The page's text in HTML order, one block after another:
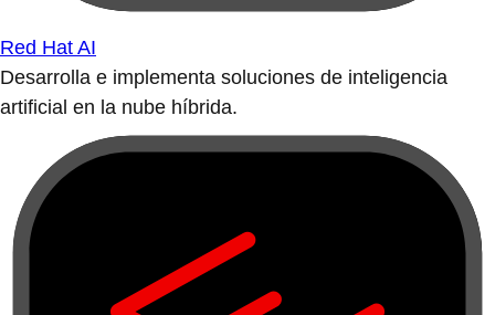
Red Hat AI
Desarrolla e implementa soluciones de inteligencia
artificial en la nube híbrida.